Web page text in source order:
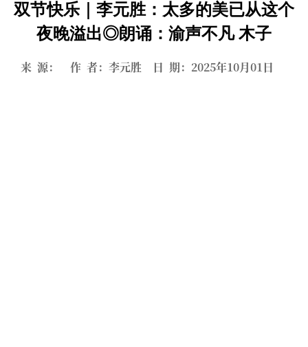
双节快乐｜李元胜：太多的美已从这个
夜晚溢出◎朗诵：渝声不凡 木子
来 源： 作 者：李元胜 日 期：2025年10月01日